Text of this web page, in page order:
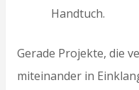
Handtuch.
Gerade Projekte, die
miteinander in